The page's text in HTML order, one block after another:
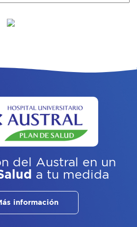
del Austral
en un
a tu medida
información